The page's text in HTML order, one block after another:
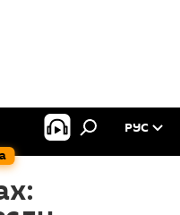
РУС